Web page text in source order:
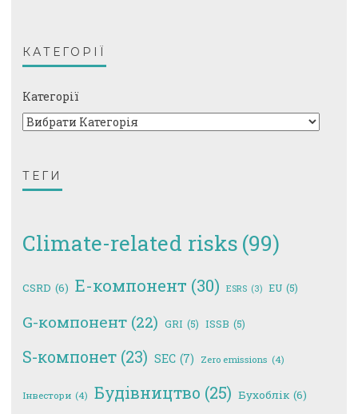
КАТЕГОРІЇ
Категорії
ТЕГИ
Climate-related risks (99)
CSRD (6) E-компонент (30) ESRS (3) EU (5)
G-компонент (22) GRI (5) ISSB (5)
S-компонет (23) SEC (7) Zero emissions (4)
Інвестори (4) Будівництво (25) Бухоблік (6)